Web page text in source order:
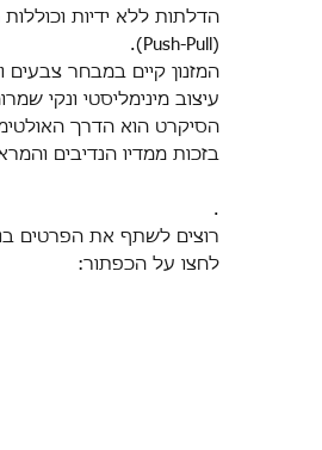
הדלתות ללא ידיות
(Push-Pull).
המזנון קיים במבחר צבעים
עיצוב מינימליסטי ונקי
הסיקרט הוא הדרך
בזכות ממדיו הנדיבים
.
רוצים לשתף את הפרטים
לחצו על הכפתור: